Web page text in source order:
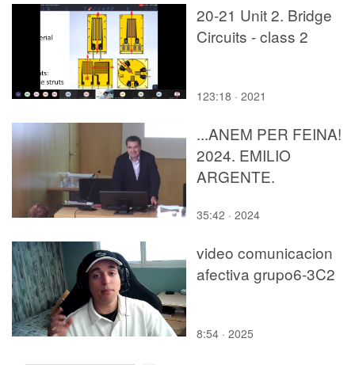
20-21 Unit 2. Bridge
Circuits - class 2
123:18 · 2021
...ANEM PER FEINA!
2024. EMILIO
ARGENTE.
35:42 · 2024
video comunicacion
afectiva grupo6-3C2
8:54 · 2025